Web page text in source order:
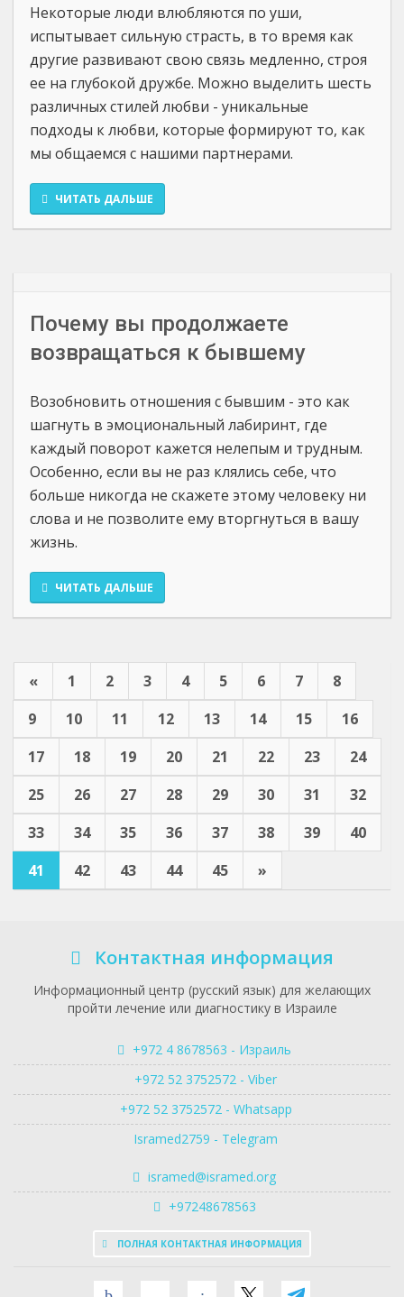
Некоторые люди влюбляются по уши,
испытывает сильную страсть, в то время как
другие развивают свою связь медленно, строя
ее на глубокой дружбе. Можно выделить шесть
различных стилей любви - уникальные
подходы к любви, которые формируют то, как
мы общаемся с нашими партнерами.
ЧИТАТЬ ДАЛЬШЕ
Почему вы продолжаете
возвращаться к бывшему
Возобновить отношения с бывшим - это как
шагнуть в эмоциональный лабиринт, где
каждый поворот кажется нелепым и трудным.
Особенно, если вы не раз клялись себе, что
больше никогда не скажете этому человеку ни
слова и не позволите ему вторгнуться в вашу
жизнь.
ЧИТАТЬ ДАЛЬШЕ
« 1 2 3 4 5 6 7
8
9
10 11 12 13 14 15
16
17
18 19 20 21 22 23
24
25
26 27 28 29 30 31
32
33
34 35 36 37 38 39
40
41
42 43 44 45 »
Контактная информация
Информационный центр (русский язык) для желающих
пройти лечение или диагностику в Израиле
+972 4 8678563 - Израиль
+972 52 3752572 - Viber
+972 52 3752572 - Whatsapp
Isramed2759 - Telegram
isramed@isramed.org
+97248678563
ПОЛНАЯ КОНТАКТНАЯ ИНФОРМАЦИЯ